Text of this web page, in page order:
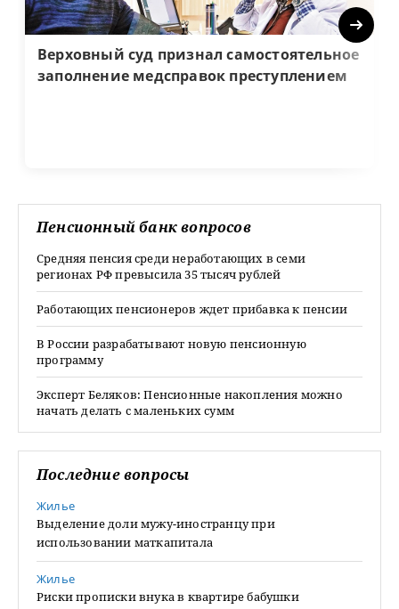
Верховный суд признал самостоятельное
заполнение медсправок преступлением
Next
Пенсионный банк вопросов
Средняя пенсия среди неработающих в семи
регионах РФ превысила 35 тысяч рублей
Работающих пенсионеров ждет прибавка к пенсии
В России разрабатывают новую пенсионную
программу
Эксперт Беляков: Пенсионные накопления можно
начать делать с маленьких сумм
Последние вопросы
Жилье
Выделение доли мужу-иностранцу при
использовании маткапитала
Жилье
Риски прописки внука в квартире бабушки